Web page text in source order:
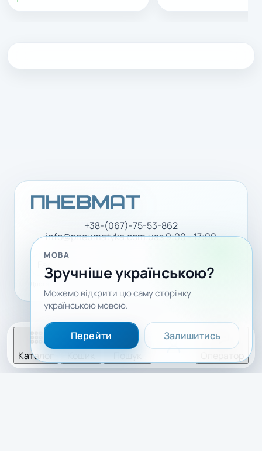
+38-(067)-75-53-862
info@pneumatyka.com.uaз 9:00 - 17:00
Facebook YouTube
Доставка і оплата Політика конфіденційності
Каталог
МОВА
Зручніше українською?
Можемо відкрити цю саму сторінку
українською мовою.
Перейти Залишитись